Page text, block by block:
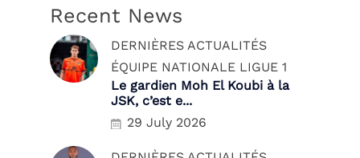
Recent News
DERNIÈRES ACTUALITÉS
ÉQUIPE NATIONALE LIGUE 1
Le gardien Moh El Koubi à la
JSK, c’est e...
29 July 2026